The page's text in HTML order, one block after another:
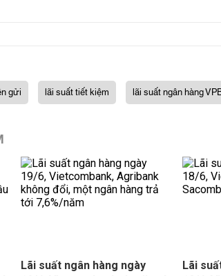
gửi lãi suất tiết kiệm lãi suất ngân hàng
Lãi suất ngân hàng ngày
Lãi